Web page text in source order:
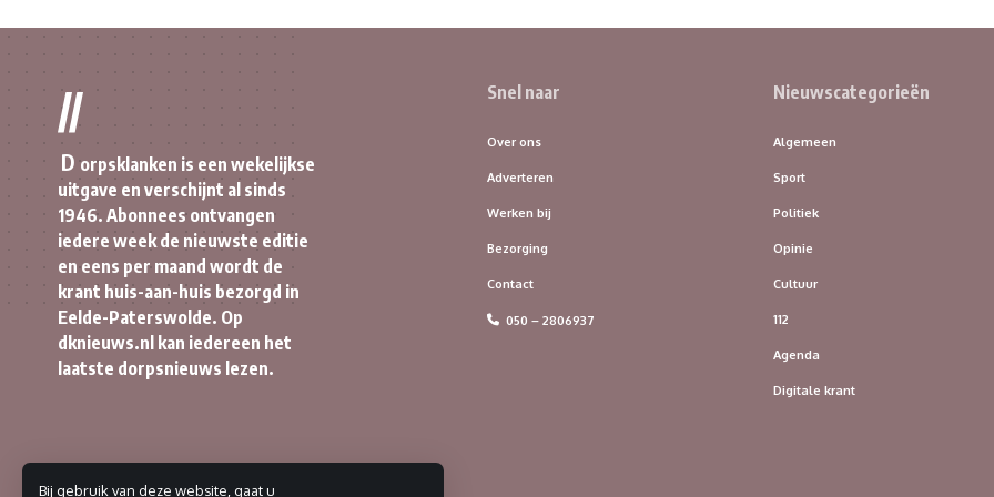
Bij gebruik van deze website, gaat u
//
D orpsklanken is een wekelijkse
uitgave en verschijnt al sinds
1946. Abonnees ontvangen
iedere week de nieuwste editie
en eens per maand wordt de
krant huis-aan-huis bezorgd in
Eelde-Paterswolde. Op
dknieuws.nl kan iedereen het
laatste dorpsnieuws lezen.
Snel naar
Over ons
Adverteren
Werken bij
Bezorging
Contact
050 – 2806937
Nieuwscategorieën
Algemeen
Sport
Politiek
Opinie
Cultuur
112
Agenda
Digitale krant